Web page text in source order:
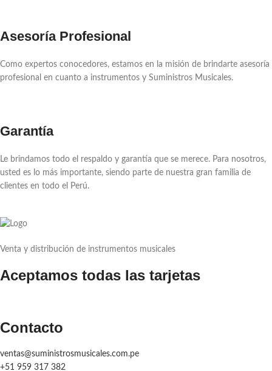
Asesoría Profesional
Como expertos conocedores, estamos en la misión de brindarte asesoría
profesional en cuanto a instrumentos y Suministros Musicales.
Garantía
Le brindamos todo el respaldo y garantía que se merece. Para nosotros,
usted es lo más importante, siendo parte de nuestra gran familia de
clientes en todo el Perú.
Venta y distribución de instrumentos musicales
Aceptamos todas las tarjetas
Contacto
ventas@suministrosmusicales.com.pe
+51 959 317 382